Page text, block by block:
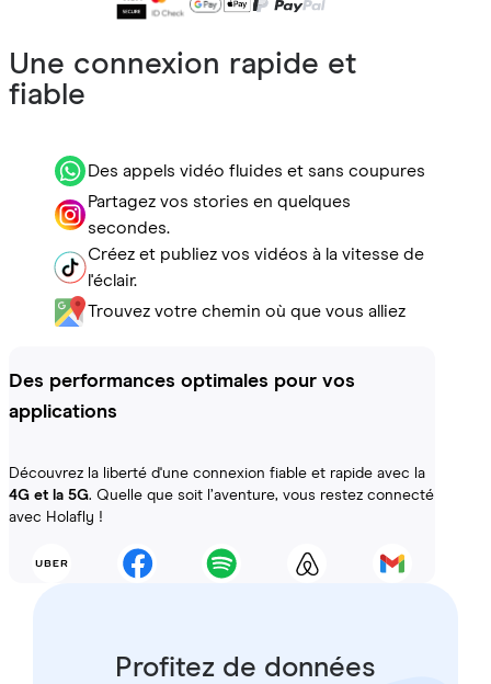
Une connexion rapide et
fiable
Des appels vidéo fluides et sans coupures
Partagez vos stories en quelques
secondes.
Créez et publiez vos vidéos à la vitesse de
l'éclair.
Trouvez votre chemin où que vous alliez
Des performances optimales pour vos
applications
Découvrez la liberté d'une connexion fiable et rapide avec la
4G et la 5G. Quelle que soit l’aventure, vous restez connecté
avec Holafly !
Profitez de données